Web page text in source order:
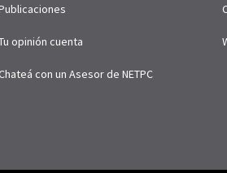
opinión cuenta
con un Asesor de NETPC